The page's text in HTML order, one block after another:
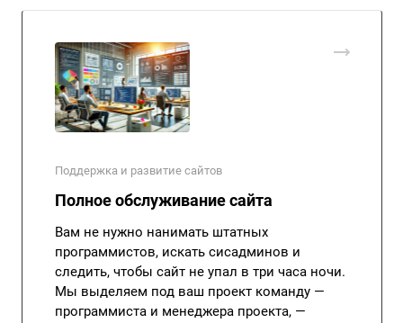
Поддержка и развитие сайтов
Полное обслуживание сайта
Вам не нужно нанимать штатных
программистов, искать сисадминов и
следить, чтобы сайт не упал в три часа ночи.
Мы выделяем под ваш проект команду —
программиста и менеджера проекта, —